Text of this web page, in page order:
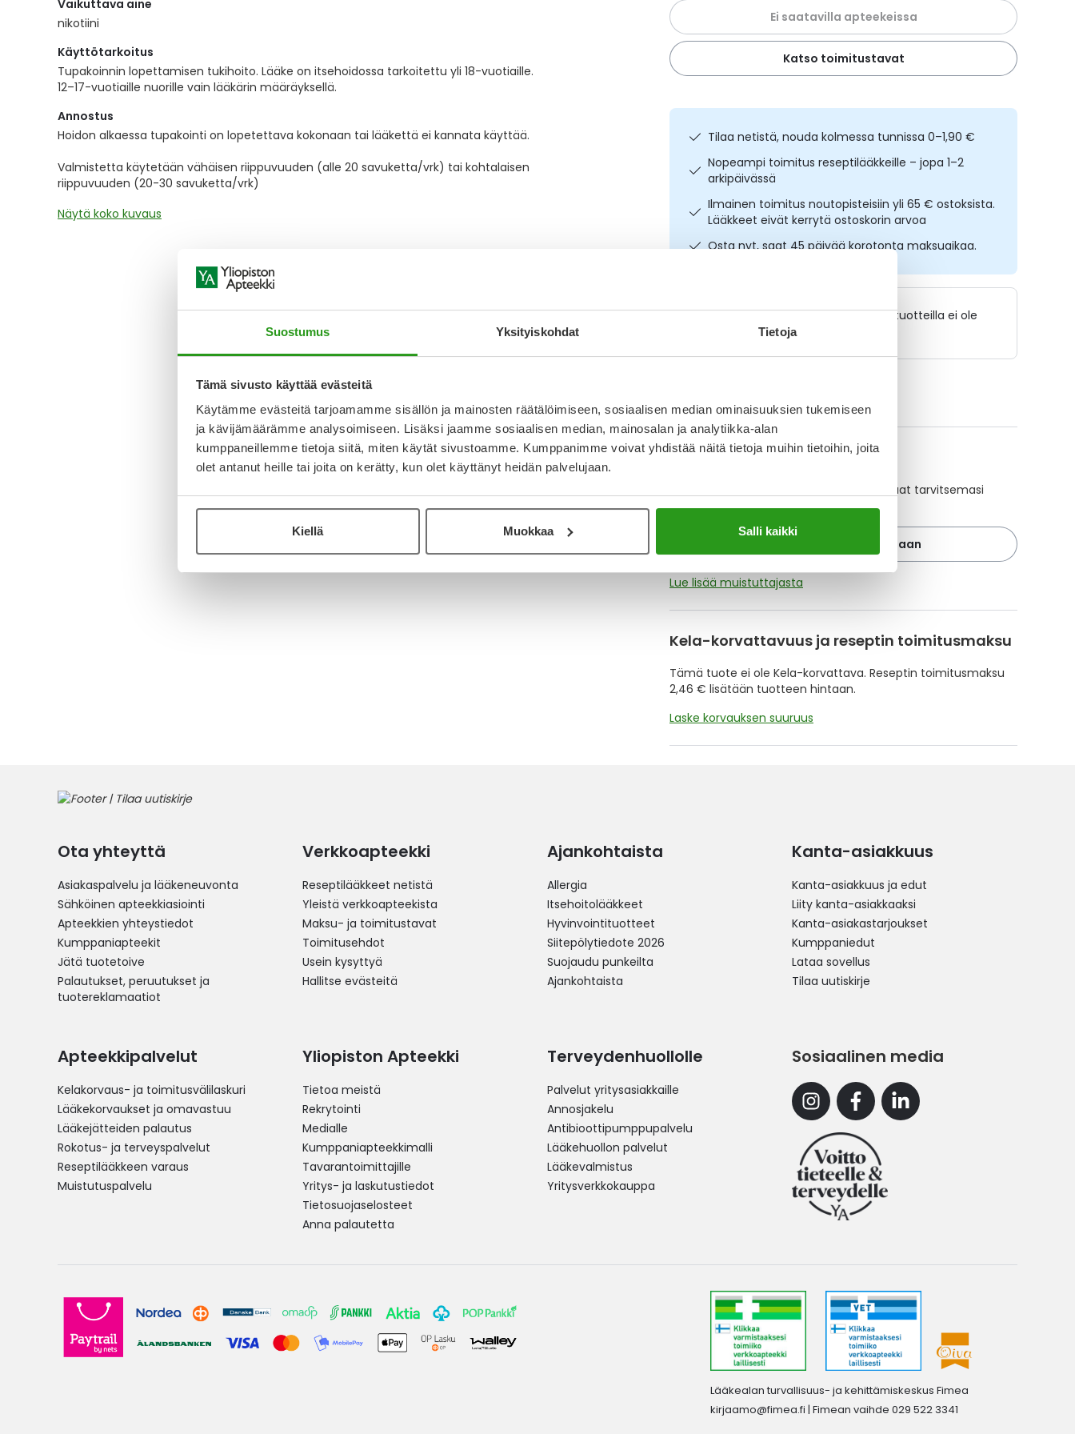
Suostumus Yksityiskohdat Tietoja
Tämä sivusto käyttää evästeitä
Käytämme evästeitä tarjoamamme sisällön ja mainosten räätälöimiseen, sosiaalisen median ominaisuuksien tukemiseen
ja kävijämäärämme analysoimiseen. Lisäksi jaamme sosiaalisen median, mainosalan ja analytiikka-alan
kumppaneillemme tietoja siitä, miten käytät sivustoamme. Kumppanimme voivat yhdistää näitä tietoja muihin tietoihin, joita
olet antanut heille tai joita on kerätty, kun olet käyttänyt heidän palvelujaan.
Kiellä Muokkaa Salli kaikki
the
images
Vaikuttava aine
nikotiini
Käyttötarkoitus
Tupakoinnin lopettamisen tukihoito. Lääke on itsehoidossa tarkoitettu yli 18-vuotiaille.
12–17-vuotiaille nuorille vain lääkärin määräyksellä.
Annostus
Hoidon alkaessa tupakointi on lopetettava kokonaan tai lääkettä ei kannata käyttää.
Valmistetta käytetään vähäisen riippuvuuden (alle 20 savuketta/vrk) tai kohtalaisen
riippuvuuden (20-30 savuketta/vrk)
Näytä koko kuvaus
Ei saatavilla apteekeissa
Katso toimitustavat
Tilaa netistä, nouda kolmessa tunnissa 0–1,90 €
Nopeampi toimitus reseptilääkkeille – jopa 1–2
arkipäivässä
Ilmainen toimitus noutopisteisiin yli 65 € ostoksista.
Lääkkeet eivät kerrytä ostoskorin arvoa
Osta nyt, saat 45 päivää korotonta maksuaikaa.
Lääkkeillä ja reseptillä ostetuilla tuotteilla ei ole
palautusoikeutta.
YA-muistuttaja
Muistuttajan avulla pidät huolen, että tilaat tarvitsemasi
tuotteet ajoissa, eivätkä ne lopu kesken.
Lisää tuote muistuttajaan
Lue lisää muistuttajasta
Kela-korvattavuus ja reseptin toimitusmaksu
Tämä tuote ei ole Kela-korvattava. Reseptin toimitusmaksu
2,46 € lisätään tuotteen hintaan.
Laske korvauksen suuruus
Ota yhteyttä
Asiakaspalvelu ja lääkeneuvonta
Sähköinen apteekkiasiointi
Apteekkien yhteystiedot
Kumppaniapteekit
Jätä tuotetoive
Palautukset, peruutukset ja
tuotereklamaatiot
Verkkoapteekki
Reseptilääkkeet netistä
Yleistä verkkoapteekista
Maksu- ja toimitustavat
Toimitusehdot
Usein kysyttyä
Hallitse evästeitä
Ajankohtaista
Allergia
Itsehoitolääkkeet
Hyvinvointituotteet
Siitepölytiedote 2026
Suojaudu punkeilta
Ajankohtaista
Kanta-asiakkuus
Kanta-asiakkuus ja edut
Liity kanta-asiakkaaksi
Kanta-asiakastarjoukset
Kumppaniedut
Lataa sovellus
Tilaa uutiskirje
Apteekkipalvelut
Kelakorvaus- ja toimitusvälilaskuri
Lääkekorvaukset ja omavastuu
Lääkejätteiden palautus
Rokotus- ja terveyspalvelut
Reseptilääkkeen varaus
Muistutuspalvelu
Yliopiston Apteekki
Tietoa meistä
Rekrytointi
Medialle
Kumppaniapteekkimalli
Tavarantoimittajille
Yritys- ja laskutustiedot
Tietosuojaselosteet
Anna palautetta
Terveydenhuollolle
Palvelut yritysasiakkaille
Annosjakelu
Antibioottipumppupalvelu
Lääkehuollon palvelut
Lääkevalmistus
Yritysverkkokauppa
Sosiaalinen media
InstagramFacebookLinkedin
Lääkealan turvallisuus- ja kehittämiskeskus Fimea
kirjaamo@fimea.fi | Fimean vaihde 029 522 3341